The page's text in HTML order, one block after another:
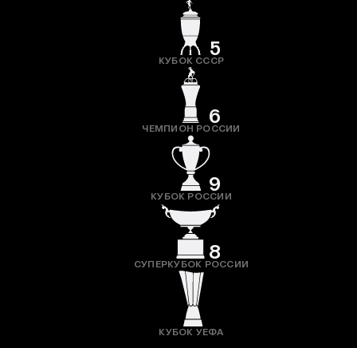
5
КУБОК СССР
6
ЧЕМПИОН РОССИИ
9
КУБОК РОССИИ
8
СУПЕРКУБОК РОССИИ
КУБОК УЕФА